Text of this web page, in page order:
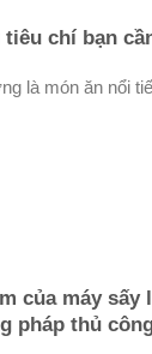
tiêu chí bạn
là món ăn nổi
của máy sấy
pháp thủ